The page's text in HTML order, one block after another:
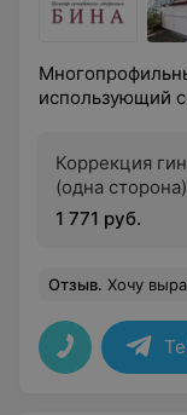
использующий
Коррекция
(одна
1 771 руб.
Отзыв. Хочу